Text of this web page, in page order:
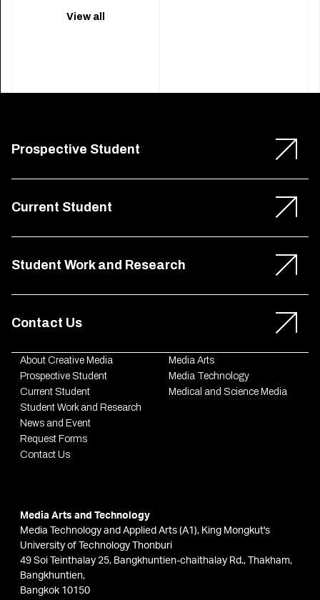
View all
Prospective Student
Current Student
Student Work and Research
Contact Us
About Creative Media
Prospective Student
Current Student
Student Work and Research
News and Event
Request Forms
Contact Us
Media Arts
Media Technology
Medical and Science Media
Media Arts and Technology
Media Technology and Applied Arts (A1), King Mongkut's
University of Technology Thonburi
49 Soi Teinthalay 25, Bangkhuntien-chaithalay Rd., Thakham,
Bangkhuntien,
Bangkok 10150